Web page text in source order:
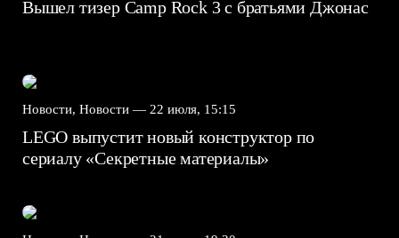
Вышел тизер Camp Rock 3 с братьями Джонас
Новости, Новости — 22 июля, 15:15
LEGO выпустит новый конструктор по
сериалу «Секретные материалы»